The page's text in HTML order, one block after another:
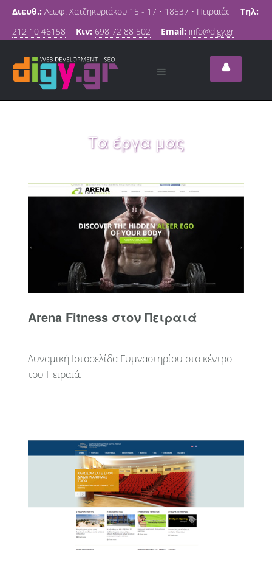
Διευθ.: Λεωφ. Χατζηκυριάκου 15 - 17 • 18537 • Πειραιάς
Τηλ:
212 10 46158
Κιν: 698 72 88 502 Email: info@digy.gr
Τα έργα μας
Arena Fitness στον Πειραιά
Δυναμική Ιστοσελίδα Γυμναστηρίου στο κέντρο
του Πειραιά.